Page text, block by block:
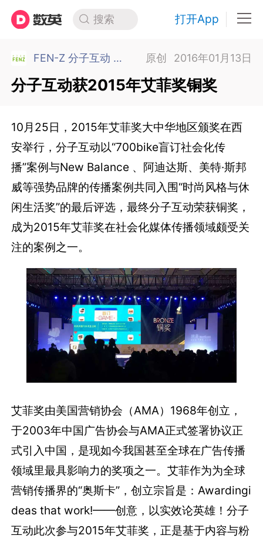
搜索 打开App
FEN-Z 分子互动 北京 原创 2016年01月13日
分子互动获2015年艾菲奖铜奖
10月25日，2015年艾菲奖大中华地区颁奖在西
安举行，分子互动以“700bike盲订社会化传
播”案例与New Balance 、阿迪达斯、美特·斯邦
威等强势品牌的传播案例共同入围“时尚风格与休
闲生活奖”的最后评选，最终分子互动荣获铜奖，
成为2015年艾菲奖在社会化媒体传播领域颇受关
注的案例之一。
艾菲奖由美国营销协会（AMA）1968年创立，
于2003年中国广告协会与AMA正式签署协议正
式引入中国，是现如今我国甚至全球在广告传播
领域里最具影响力的奖项之一。艾菲作为为全球
营销传播界的“奥斯卡”，创立宗旨是：Awardingi
deas that work!——创意，以实效论英雄！分子
互动此次参与2015年艾菲奖，正是基于内容与粉